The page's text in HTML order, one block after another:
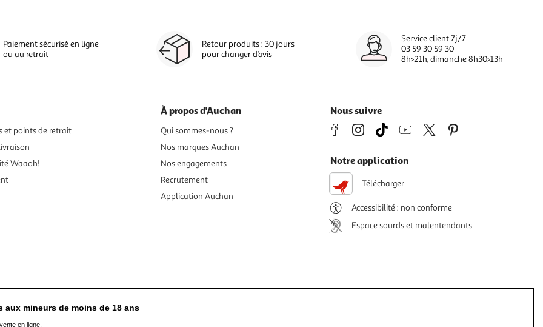
Paiement sécurisé en ligne
ou au retrait
Retour produits : 30 jours
pour changer d’avis
Service client 7j/7
03 59 30 59 30
8h>21h, dimanche 8h30>13h
et points de retrait
Waaoh!
À propos d'Auchan
Qui sommes-nous ?
Nos marques Auchan
Nos engagements
Recrutement
Application Auchan
Nous suivre
Notre application
Télécharger
Accessibilité : non conforme
Espace sourds et malentendants
mineurs de moins de 18 ans
en ligne.